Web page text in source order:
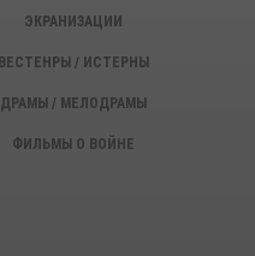
ЭКРАНИЗАЦИИ
ВЕСТЕНРЫ / ИСТЕРНЫ
ДРАМЫ / МЕЛОДРАМЫ
ФИЛЬМЫ О ВОЙНЕ